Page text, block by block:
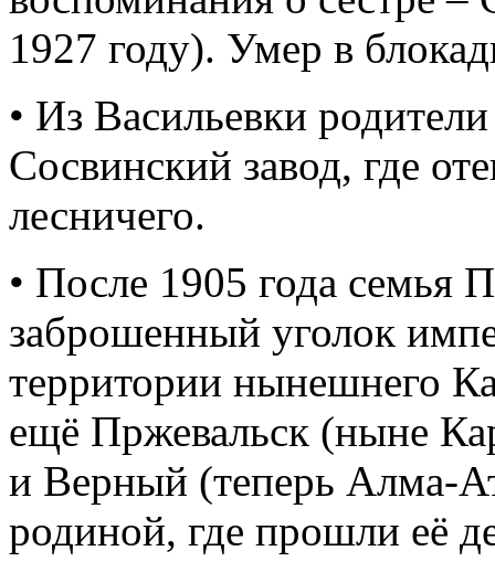
1927 году). Умер в
• Из Васильевки
Сосвинский завод, где
лесничего.
• После 1905 года семья
заброшенный уголок
территории нынешнего
ещё Пржевальск (ныне
и Верный (теперь Алма-
родиной, где прошли её